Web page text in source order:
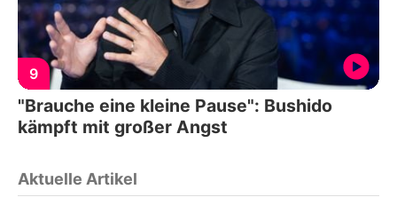
9
"Brauche eine kleine Pause": Bushido
kämpft mit großer Angst
Aktuelle Artikel